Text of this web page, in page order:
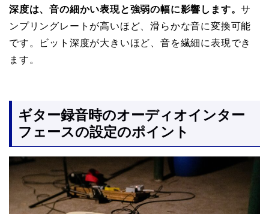
深度は、音の細かい表現と強弱の幅に影響します。サ
ンプリングレートが高いほど、滑らかな音に変換可能
です。ビット深度が大きいほど、音を繊細に表現でき
ます。
ギター録音時のオーディオインター
フェースの設定のポイント